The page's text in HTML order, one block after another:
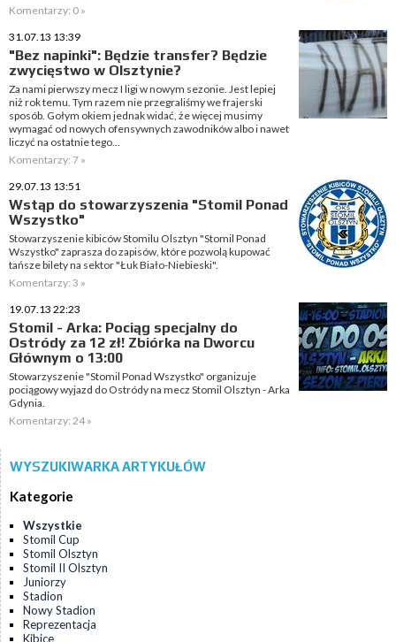
Komentarzy: 0 »
31.07.13 13:39
"Bez napinki": Będzie transfer? Będzie
zwycięstwo w Olsztynie?
Za nami pierwszy mecz I ligi w nowym sezonie. Jest lepiej
niż rok temu. Tym razem nie przegraliśmy we frajerski
sposób. Gołym okiem jednak widać, że więcej musimy
wymagać od nowych ofensywnych zawodników albo i nawet
liczyć na ostatnie tego...
Komentarzy: 7 »
29.07.13 13:51
Wstąp do stowarzyszenia "Stomil Ponad
Wszystko"
Stowarzyszenie kibiców Stomilu Olsztyn "Stomil Ponad
Wszystko" zaprasza do zapisów, które pozwolą kupować
tańsze bilety na sektor "Łuk Biało-Niebieski".
Komentarzy: 3 »
19.07.13 22:23
Stomil - Arka: Pociąg specjalny do
Ostródy za 12 zł! Zbiórka na Dworcu
Głównym o 13:00
Stowarzyszenie "Stomil Ponad Wszystko" organizuje
pociągowy wyjazd do Ostródy na mecz Stomil Olsztyn - Arka
Gdynia.
Komentarzy: 24 »
WYSZUKIWARKA ARTYKUŁÓW
Kategorie
Wszystkie
Stomil Cup
Stomil Olsztyn
Stomil II Olsztyn
Juniorzy
Stadion
Nowy Stadion
Reprezentacja
Kibice